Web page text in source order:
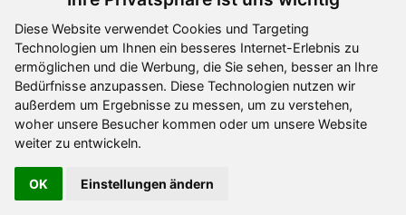
Diese Website verwendet Cookies und Targeting
Technologien um Ihnen ein besseres Internet-Erlebnis zu
ermöglichen und die Werbung, die Sie sehen, besser an Ihre
Bedürfnisse anzupassen. Diese Technologien nutzen wir
außerdem um Ergebnisse zu messen, um zu verstehen,
woher unsere Besucher kommen oder um unsere Website
weiter zu entwickeln.
OK Einstellungen ändern